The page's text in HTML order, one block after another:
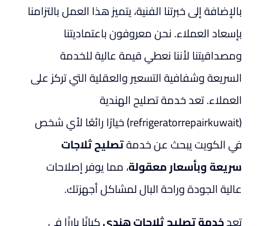
بالإضافة إلى خبرتنا الفنية، يتميز هذا العمل بالتزامنا
بإسعاد العملاء. نحن معروفون باعتماديتنا
ومصداقيتنا لأننا نعطي قيمة عالية للخدمة
السريعة وشفافية التسعير والعقلية التي تركز على
العملاء. تعد خدمة تصليح الهندية
(refrigeratorrepairkuwait) خيارًا رائعًا لأي شخص
في الكويت يبحث عن خدمةتصليح ثلاجات
سريعة وبأسعار معقولة، مما يوفر إصلاحات
عالية الجودة وراحة البال لمشاكل أجهزتك.